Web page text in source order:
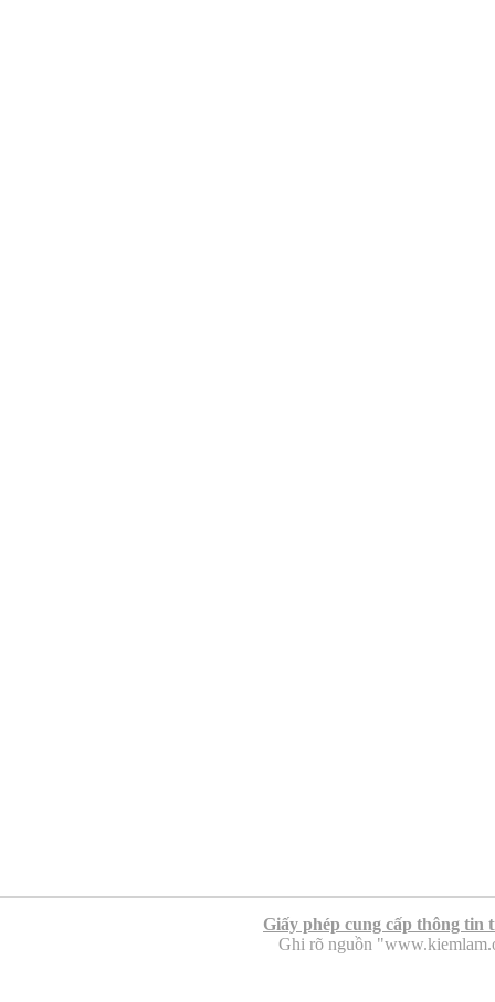
Giấy phép cung cấp thông tin
Ghi rõ nguồn